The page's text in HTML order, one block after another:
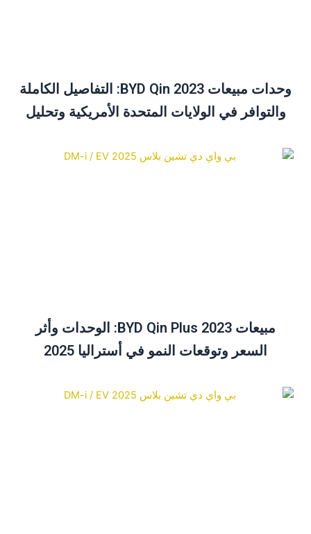
وحدات مبيعات BYD Qin 2023: التفاصيل الكاملة
والتوافر في الولايات المتحدة الأمريكية وتحليل
مبيعات BYD Qin Plus 2023: الوحدات وأثر
السعر وتوقعات النمو في أستراليا 2025